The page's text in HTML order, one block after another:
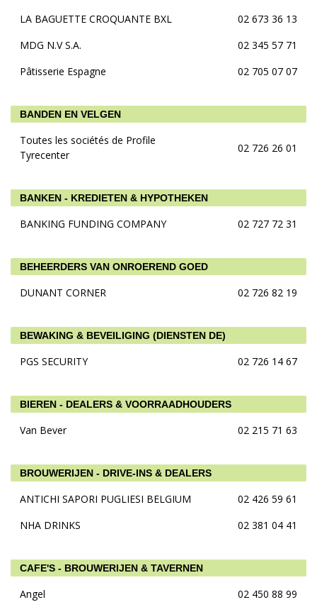
LA BAGUETTE CROQUANTE BXL
02 673 36 13
MDG N.V S.A.
02 345 57 71
Pâtisserie Espagne
02 705 07 07
BANDEN EN VELGEN
Toutes les sociétés de Profile
Tyrecenter
02 726 26 01
BANKEN - KREDIETEN & HYPOTHEKEN
BANKING FUNDING COMPANY 02 727 72 31
BEHEERDERS VAN ONROEREND GOED
DUNANT CORNER 02 726 82 19
BEWAKING & BEVEILIGING (DIENSTEN DE)
PGS SECURITY 02 726 14 67
BIEREN - DEALERS & VOORRAADHOUDERS
Van Bever 02 215 71 63
BROUWERIJEN - DRIVE-INS & DEALERS
ANTICHI SAPORI PUGLIESI BELGIUM
02 426 59 61
NHA DRINKS
02 381 04 41
CAFE'S - BROUWERIJEN & TAVERNEN
Angel
02 450 88 99